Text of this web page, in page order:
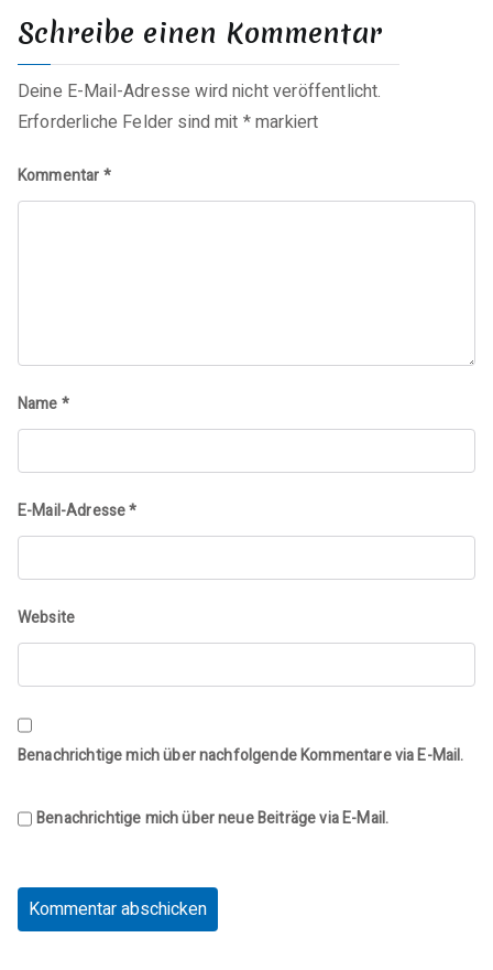
Schreibe einen Kommentar
Deine E-Mail-Adresse wird nicht veröffentlicht.
Erforderliche Felder sind mit *markiert
Kommentar*
Name*
E-Mail-Adresse*
Website
Benachrichtige mich über nachfolgende Kommentare via E-Mail.
Benachrichtige mich über neue Beiträge via E-Mail.